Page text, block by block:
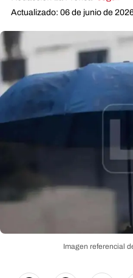
Actualizado: 06 de junio de
Imagen referencial